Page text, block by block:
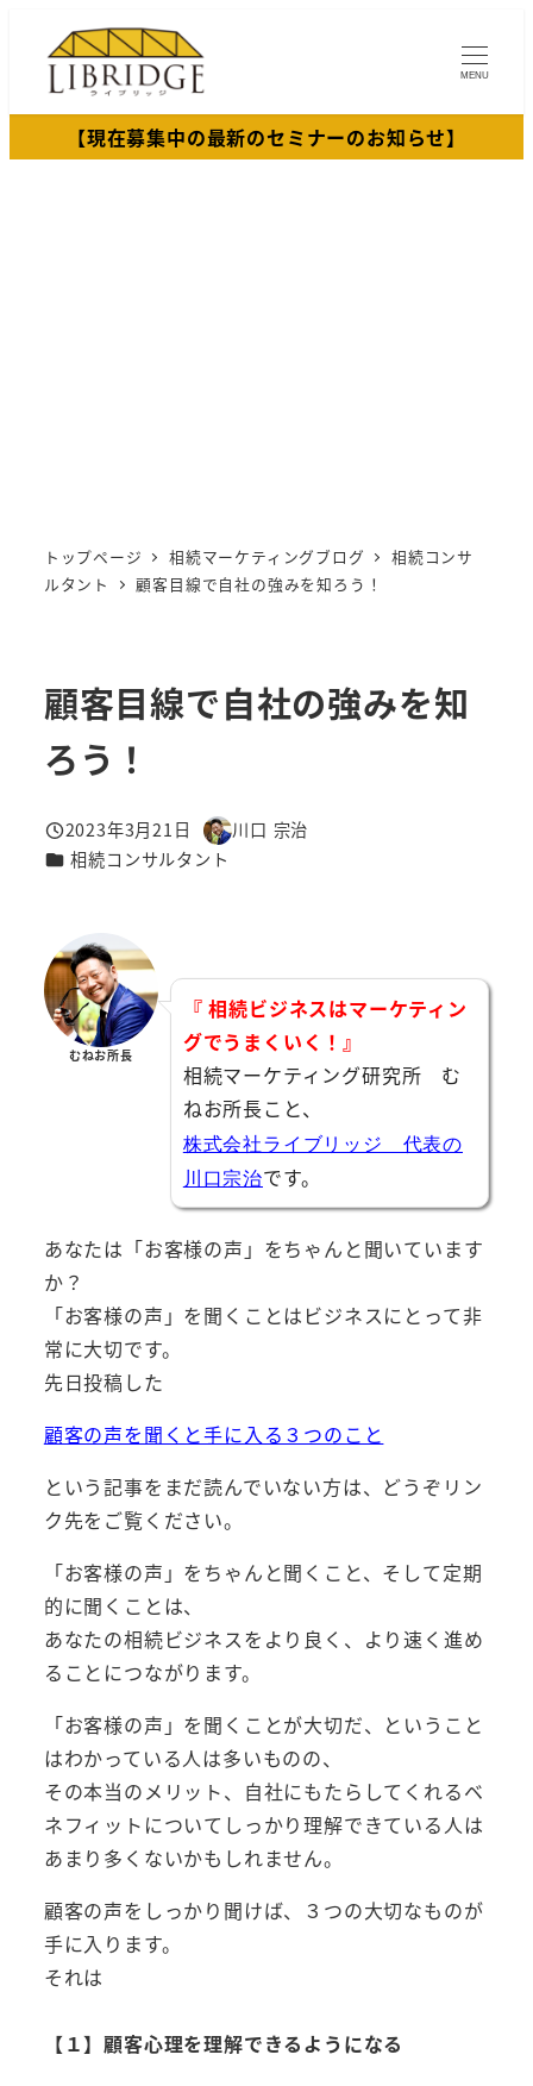
ン
MENU
【現在募集中の最新のセミナーのお知らせ】
トップページ 相続マーケティングブログ
相続コンサ
ルタント
顧客目線で自社の強みを知ろう！
顧客目線で自社の強みを知
ろう！
投稿日
2023年3月21日
著
者
川口 宗治
カテゴリー
相続コンサルタント
むねお所長
『 相続ビジネスはマーケティン
グでうまくいく！』
相続マーケティング研究所 む
ねお所長こと、
株式会社ライブリッジ 代表の
川口宗治です。
あなたは「お客様の声」をちゃんと聞いています
か？
「お客様の声」を聞くことはビジネスにとって非
常に大切です。
先日投稿した
顧客の声を聞くと手に入る３つのこと
という記事をまだ読んでいない方は、どうぞリン
ク先をご覧ください。
「お客様の声」をちゃんと聞くこと、そして定期
的に聞くことは、
あなたの相続ビジネスをより良く、より速く進め
ることにつながります。
「お客様の声」を聞くことが大切だ、ということ
はわかっている人は多いものの、
その本当のメリット、自社にもたらしてくれるベ
ネフィットについてしっかり理解できている人は
あまり多くないかもしれません。
顧客の声をしっかり聞けば、３つの大切なものが
手に入ります。
それは
【１】顧客心理を理解できるようになる